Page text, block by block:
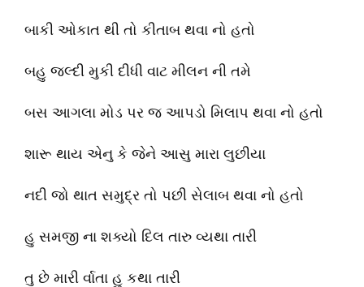
બાકી ઓકાત થી તો કીતાબ થવા નો હતો
બહુ જલ્દી મુકી દીધી વાટ મીલન ની તમે
બસ આગલા મોડ પર જ આપડો મિલાપ થવા નો હતો
શારૂ થાય એનુ કે જેને આસુ મારા લુછીયા
નદી જો થાત સમુદ્ર તો પછી સેલાબ થવા નો હતો
હુ સમજી ના શક્યો દિલ તારુ વ્યથા તારી
તુ છે મારી ર્વાતા હુ કથા તારી